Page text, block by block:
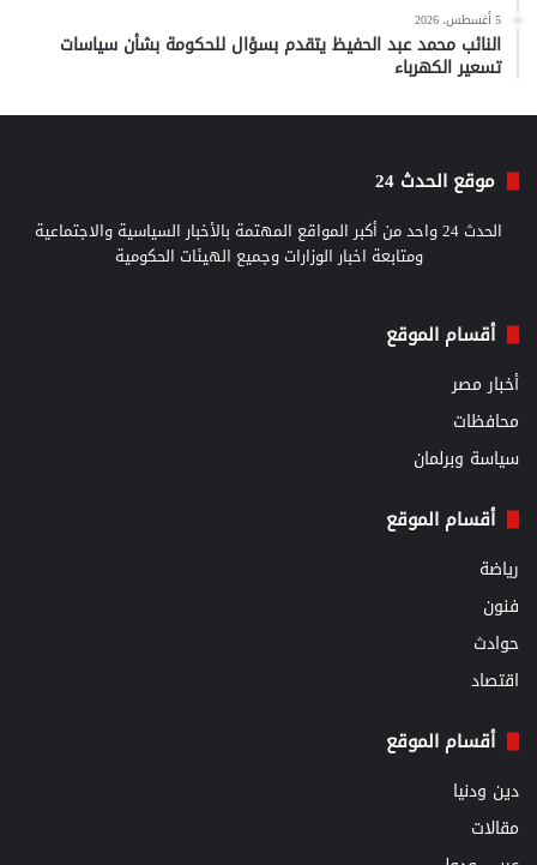
5 أغسطس، 2026
النائب محمد عبد الحفيظ يتقدم بسؤال للحكومة بشأن سياسات
تسعير الكهرباء
موقع الحدث 24
الحدث 24 واحد من أكبر المواقع المهتمة بالأخبار السياسية والاجتماعية
ومتابعة اخبار الوزارات وجميع الهيئات الحكومية
أقسام الموقع
أخبار مصر
محافظات
سياسة وبرلمان
أقسام الموقع
رياضة
فنون
حوادث
اقتصاد
أقسام الموقع
دين ودنيا
مقالات